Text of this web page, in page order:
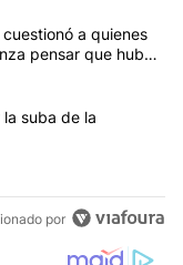
comentarios en los
despidió a Jorge
a quienes
pensar que hubo
apuntó contra Milei
suba de la
por